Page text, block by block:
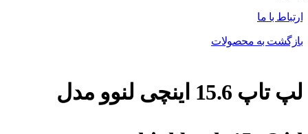
ارتباط با ما
بازگشت به محصولات
لپ تاپ 15.6 اینچی لنوو مدل